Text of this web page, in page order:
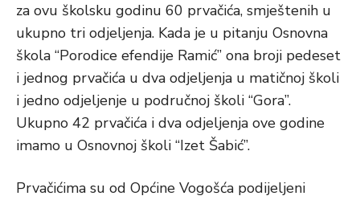
za ovu školsku godinu 60 prvačića, smještenih u
ukupno tri odjeljenja. Kada je u pitanju Osnovna
škola “Porodice efendije Ramić” ona broji pedeset
i jednog prvačića u dva odjeljenja u matičnoj školi
i jedno odjeljenje u područnoj školi “Gora”.
Ukupno 42 prvačića i dva odjeljenja ove godine
imamo u Osnovnoj školi “Izet Šabić”.
Prvačićima su od Općine Vogošća podijeljeni